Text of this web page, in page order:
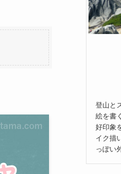
登山と
絵を書
好印象
イク描
っぽい